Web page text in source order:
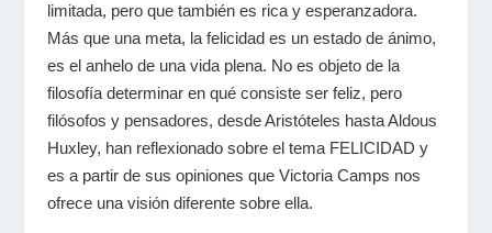
limitada, pero que también es rica y esperanzadora.
Más que una meta, la felicidad es un estado de ánimo,
es el anhelo de una vida plena. No es objeto de la
filosofía determinar en qué consiste ser feliz, pero
filósofos y pensadores, desde Aristóteles hasta Aldous
Huxley, han reflexionado sobre el tema FELICIDAD y
es a partir de sus opiniones que Victoria Camps nos
ofrece una visión diferente sobre ella.